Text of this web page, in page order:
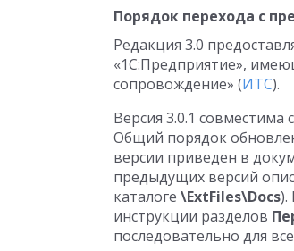
Порядок перехода с
Редакция 3.0
«1С:Предприятие»,
сопровождение» (ИТС).
Версия 3.0.1
Общий порядок
версии приведен в
предыдущих версий
каталоге \ExtFiles\Docs).
инструкции разделов
последовательно для